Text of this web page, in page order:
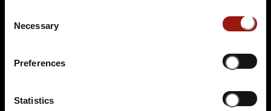
Selection
Necessary
Preferences
Statistics